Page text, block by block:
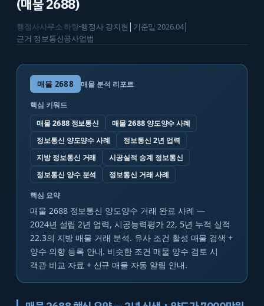
(매물 2688)
행정사사무소 하랑·행정사 강지현 기준일2026.04│
근거 정보통신공사업법
매물 2688 매물 분석 리포트
핵심 키워드
매물 2688 정보통신
매물 2688 양도양수 사례
정보통신 양도양수 사례
정보통신 2년 업력
지방 정보통신 거래
시공실적 승계 정보통신
정보통신 양수 분석
정보통신 거래 사례
핵심 요약
매물 2688 정보통신 양도양수 거래 완료 사례 —
2024년 설립 2년 업력, 시공능력평가 22, 5년 누적 실적
22.3의 지방 매물 거래 분석. 유사 조건 활성 매물 검색 +
양수 의향 등록 안내. 비슷한 조건 매물 양수 검토 시
객관 비교 자료 + 신규 매물 자동 알림 안내.